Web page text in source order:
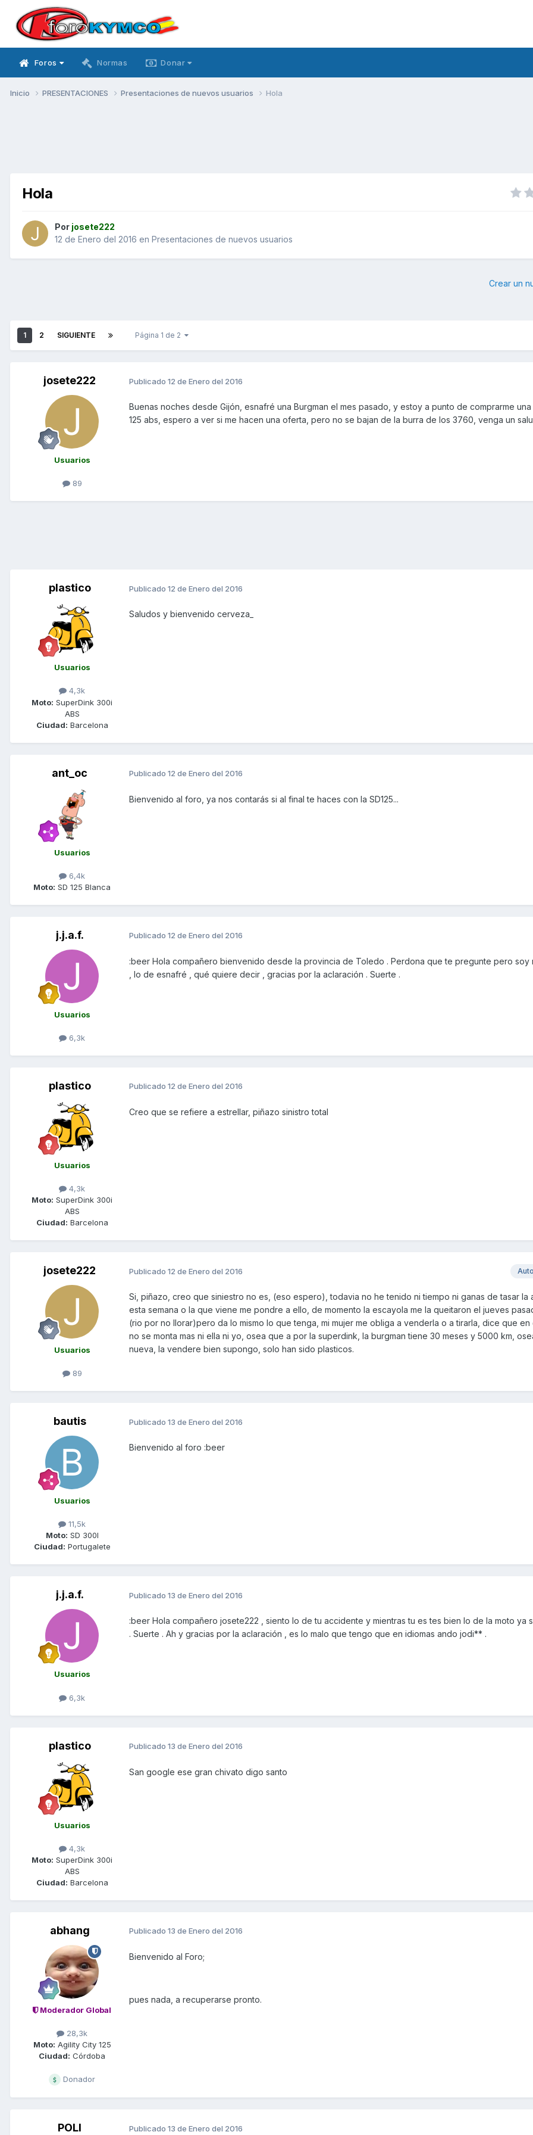
Foros Normas Donar
Inicio PRESENTACIONES Presentaciones de nuevos usuarios Hola
Hola
Por josete222
12 de Enero del 2016 en Presentaciones de nuevos usuarios
Crear un
1 2 SIGUIENTE Página 1 de 2
josete222
Usuarios
89
Publicado 12 de Enero del 2016
Buenas noches desde Gijón, esnafré una Burgman el mes pasado, y estoy a punto de comprarme
125 abs, espero a ver si me hacen una oferta, pero no se bajan de la burra de los 3760, venga un
plastico
Usuarios
4,3k
Moto: SuperDink 300i
ABS
Ciudad: Barcelona
Publicado 12 de Enero del 2016
Saludos y bienvenido cerveza_
ant_oc
Usuarios
6,4k
Moto: SD 125 Blanca
Publicado 12 de Enero del 2016
Bienvenido al foro, ya nos contarás si al final te haces con la SD125...
j.j.a.f.
Usuarios
6,3k
Publicado 12 de Enero del 2016
:beer Hola compañero bienvenido desde la provincia de Toledo . Perdona que te pregunte pero soy
, lo de esnafré , qué quiere decir , gracias por la aclaración . Suerte .
plastico
Usuarios
4,3k
Moto: SuperDink 300i
ABS
Ciudad: Barcelona
Publicado 12 de Enero del 2016
Creo que se refiere a estrellar, piñazo sinistro total
josete222
Usuarios
89
Publicado 12 de Enero del 2016
Si, piñazo, creo que siniestro no es, (eso espero), todavia no he tenido ni tiempo ni ganas de tasar la
esta semana o la que viene me pondre a ello, de momento la escayola me la queitaron el jueves
(rio por no llorar)pero da lo mismo lo que tenga, mi mujer me obliga a venderla o a tirarla, dice que en
no se monta mas ni ella ni yo, osea que a por la superdink, la burgman tiene 30 meses y 5000 km,
nueva, la vendere bien supongo, solo han sido plasticos.
bautis
Usuarios
11,5k
Moto: SD 300I
Ciudad: Portugalete
Publicado 13 de Enero del 2016
Bienvenido al foro :beer
j.j.a.f.
Usuarios
6,3k
Publicado 13 de Enero del 2016
:beer Hola compañero josete222 , siento lo de tu accidente y mientras tu es tes bien lo de la moto ya
. Suerte . Ah y gracias por la aclaración , es lo malo que tengo que en idiomas ando jodi** .
plastico
Usuarios
4,3k
Moto: SuperDink 300i
ABS
Ciudad: Barcelona
Publicado 13 de Enero del 2016
San google ese gran chivato digo santo
abhang
Moderador Global
28,3k
Moto: Agility City 125
Ciudad: Córdoba
Donador
Publicado 13 de Enero del 2016
Bienvenido al Foro;
pues nada, a recuperarse pronto.
POLI Publicado 13 de Enero del 2016